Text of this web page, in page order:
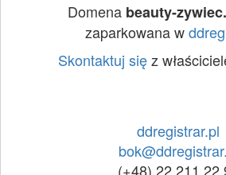
Domena beauty-
zaparkowana w
Skontaktuj sięz
ddregistrar.pl
(+48) 22 211 22